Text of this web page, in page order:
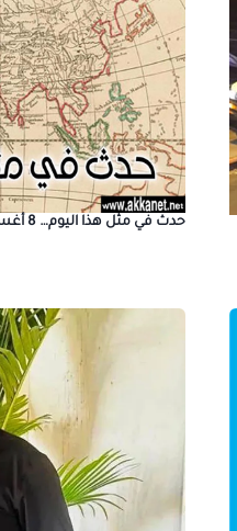
حدث في مثل هذا اليوم… 8 أغسطس أو 8 آب أو يوم 8 \ 8